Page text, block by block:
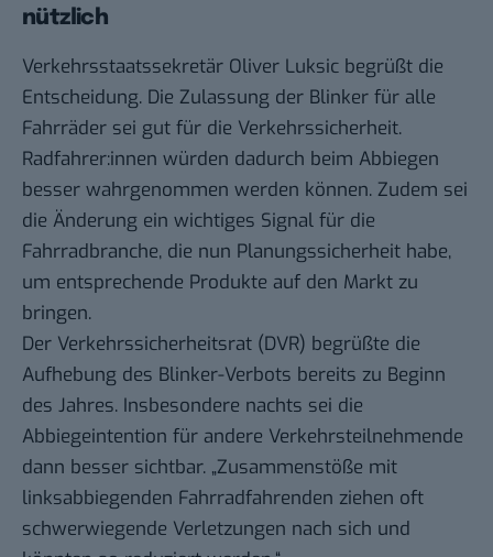
nützlich
Verkehrsstaatssekretär Oliver Luksic begrüßt die
Entscheidung. Die Zulassung der Blinker für alle
Fahrräder sei gut für die Verkehrssicherheit.
Radfahrer:innen würden dadurch beim Abbiegen
besser wahrgenommen werden können. Zudem sei
die Änderung ein wichtiges Signal für die
Fahrradbranche, die nun Planungssicherheit habe,
um entsprechende Produkte auf den Markt zu
bringen.
Der Verkehrssicherheitsrat (DVR) begrüßte die
Aufhebung des Blinker-Verbots bereits zu Beginn
des Jahres. Insbesondere nachts sei die
Abbiegeintention für andere Verkehrsteilnehmende
dann besser sichtbar. „Zusammenstöße mit
linksabbiegenden Fahrradfahrenden ziehen oft
schwerwiegende Verletzungen nach sich und